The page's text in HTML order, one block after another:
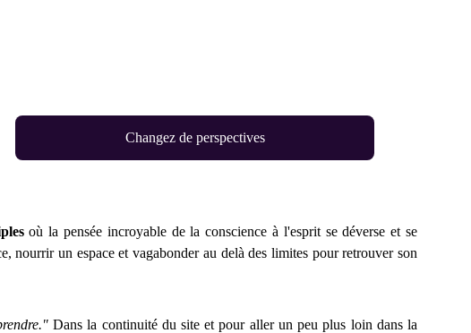
Changez de perspectives
où la pensée incroyable de la conscience à l'esprit se déverse et se
nourrir un espace et vagabonder au delà des limites pour retrouver son
Dans la continuité du site et pour aller un peu plus loin dans la